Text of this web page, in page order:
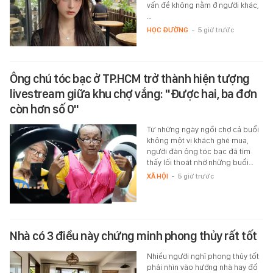
vấn đề không nằm ở người khác,
HỌC ĐƯỜNG - 5 giờ trước
Ông chú tóc bạc ở TP.HCM trở thành hiện tượng
livestream giữa khu chợ vắng: "Được hai, ba đơn
còn hơn số 0"
Từ những ngày ngồi chợ cả buổi
không một vị khách ghé mua,
người đàn ông tóc bạc đã tìm
thấy lối thoát nhờ những buổi…
XÃ HỘI - 5 giờ trước
Nhà có 3 điều này chứng minh phong thủy rất tốt
Nhiều người nghĩ phong thủy tốt
phải nhìn vào hướng nhà hay đồ